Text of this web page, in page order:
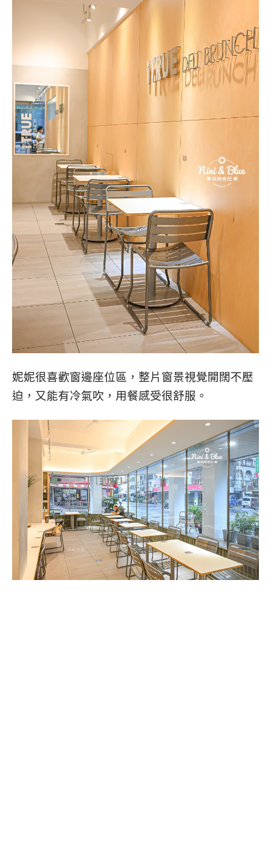
妮妮很喜歡窗邊座位區，整片窗景視覺開闊不壓
迫，又能有冷氣吹，用餐感受很舒服。